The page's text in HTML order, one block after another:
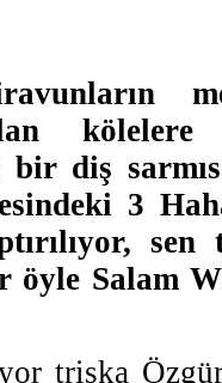
diş
3
sen
öyle Salam
trişka